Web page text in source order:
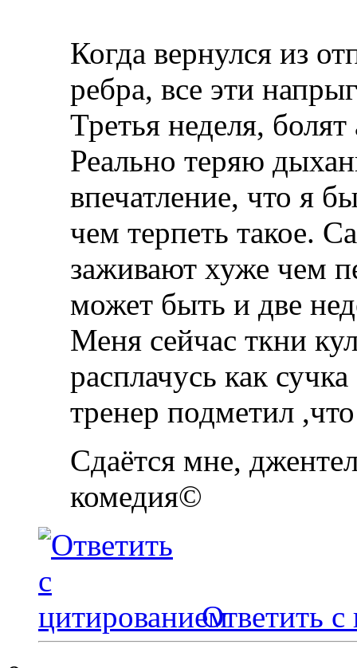
Когда вернулся из
ребра, все эти
Третья неделя,
Реально теряю
впечатление, что я
чем терпеть такое.
заживают хуже чем
может быть и две
Меня сейчас ткни
расплачусь как
тренер подметил
Сдаётся мне,
комедия©
Ответить с